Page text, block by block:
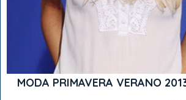
MODA PRIMAVERA VERANO